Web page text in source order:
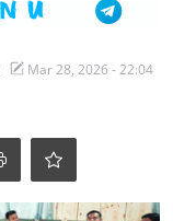
Mar 28, 2026 - 22:04